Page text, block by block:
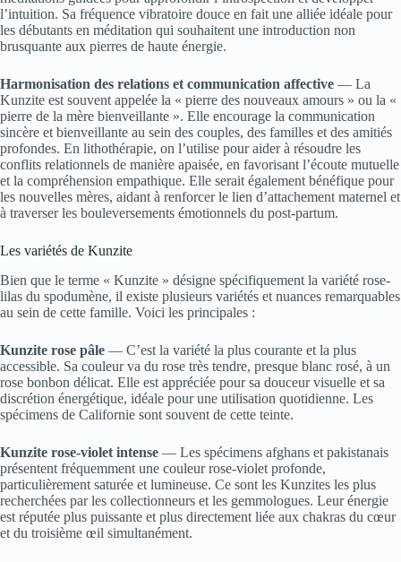
l’intuition. Sa fréquence vibratoire douce en fait une alliée idéale pour
les débutants en méditation qui souhaitent une introduction non
brusquante aux pierres de haute énergie.
Harmonisation des relations et communication affective — La
Kunzite est souvent appelée la « pierre des nouveaux amours » ou la «
pierre de la mère bienveillante ». Elle encourage la communication
sincère et bienveillante au sein des couples, des familles et des amitiés
profondes. En lithothérapie, on l’utilise pour aider à résoudre les
conflits relationnels de manière apaisée, en favorisant l’écoute mutuelle
et la compréhension empathique. Elle serait également bénéfique pour
les nouvelles mères, aidant à renforcer le lien d’attachement maternel et
à traverser les bouleversements émotionnels du post-partum.
Les variétés de Kunzite
Bien que le terme « Kunzite » désigne spécifiquement la variété rose-
lilas du spodumène, il existe plusieurs variétés et nuances remarquables
au sein de cette famille. Voici les principales :
Kunzite rose pâle — C’est la variété la plus courante et la plus
accessible. Sa couleur va du rose très tendre, presque blanc rosé, à un
rose bonbon délicat. Elle est appréciée pour sa douceur visuelle et sa
discrétion énergétique, idéale pour une utilisation quotidienne. Les
spécimens de Californie sont souvent de cette teinte.
Kunzite rose-violet intense — Les spécimens afghans et pakistanais
présentent fréquemment une couleur rose-violet profonde,
particulièrement saturée et lumineuse. Ce sont les Kunzites les plus
recherchées par les collectionneurs et les gemmologues. Leur énergie
est réputée plus puissante et plus directement liée aux chakras du cœur
et du troisième œil simultanément.